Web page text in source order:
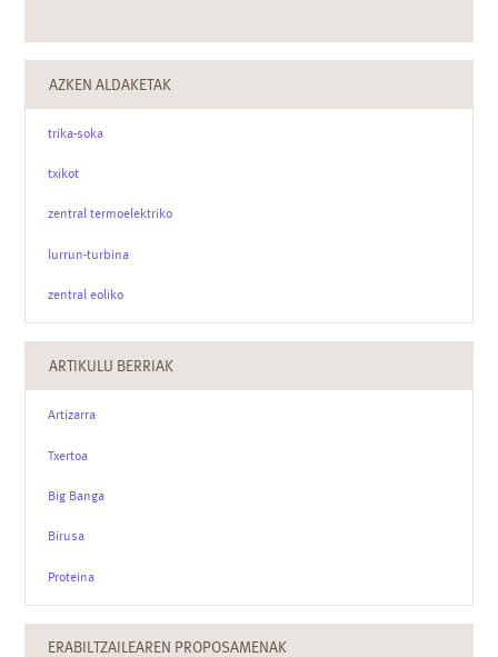
AZKEN ALDAKETAK
trika-soka
txikot
zentral termoelektriko
lurrun-turbina
zentral eoliko
ARTIKULU BERRIAK
Artizarra
Txertoa
Big Banga
Birusa
Proteina
ERABILTZAILEAREN PROPOSAMENAK